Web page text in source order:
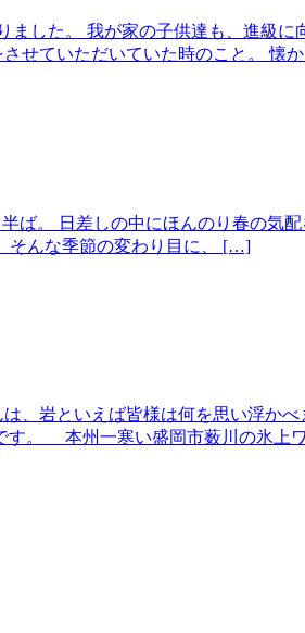
した。 我が家の子供達も、進級
せていただいていた時のこと。 懐
ば。 日差しの中にほんのり春の気
んな季節の変わり目に、 […]
、岩といえば皆様は何を思い浮か
す。 本州一寒い盛岡市薮川の氷上